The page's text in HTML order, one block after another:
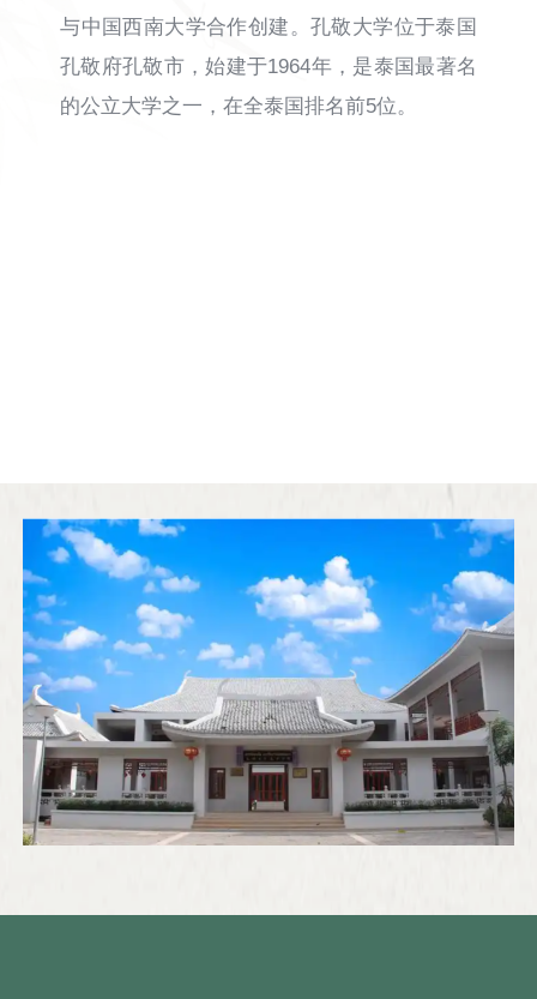
与中国西南大学合作创建。孔敬大学位于泰国
孔敬府孔敬市，始建于1964年，是泰国最著名
的公立大学之一，在全泰国排名前5位。